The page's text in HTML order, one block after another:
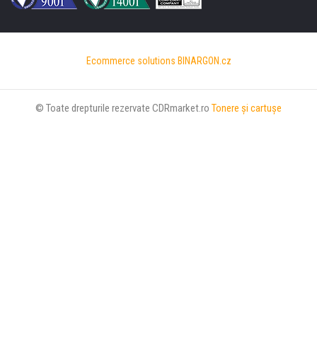
Ecommerce solutions BINARGON.cz
© Toate drepturile rezervate CDRmarket.ro Tonere şi cartuşe